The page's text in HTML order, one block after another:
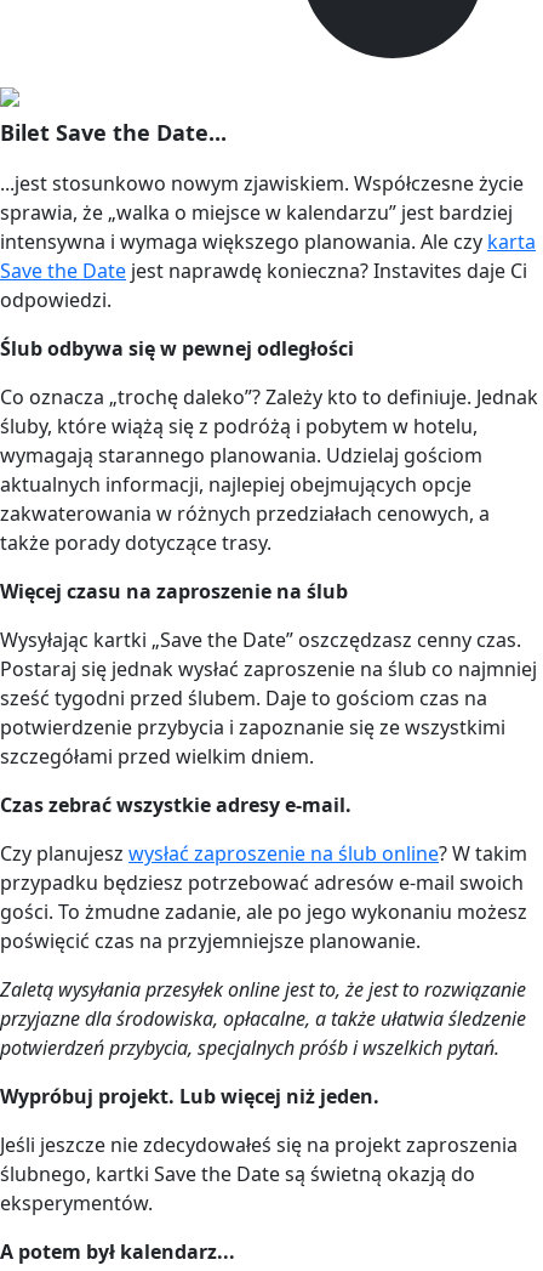
Bilet Save the Date...
...jest stosunkowo nowym zjawiskiem. Współczesne życie
sprawia, że ​​„walka o miejsce w kalendarzu” jest bardziej
intensywna i wymaga większego planowania. Ale czy karta
Save the Date jest naprawdę konieczna? Instavites daje Ci
odpowiedzi.
Ślub odbywa się w pewnej odległości
Co oznacza „trochę daleko”? Zależy kto to definiuje. Jednak
śluby, które wiążą się z podróżą i pobytem w hotelu,
wymagają starannego planowania. Udzielaj gościom
aktualnych informacji, najlepiej obejmujących opcje
zakwaterowania w różnych przedziałach cenowych, a
także porady dotyczące trasy.
Więcej czasu na zaproszenie na ślub
Wysyłając kartki „Save the Date” oszczędzasz cenny czas.
Postaraj się jednak wysłać zaproszenie na ślub co najmniej
sześć tygodni przed ślubem. Daje to gościom czas na
potwierdzenie przybycia i zapoznanie się ze wszystkimi
szczegółami przed wielkim dniem.
Czas zebrać wszystkie adresy e-mail.
Czy planujesz wysłać zaproszenie na ślub online? W takim
przypadku będziesz potrzebować adresów e-mail swoich
gości. To żmudne zadanie, ale po jego wykonaniu możesz
poświęcić czas na przyjemniejsze planowanie.
Zaletą wysyłania przesyłek online jest to, że jest to rozwiązanie
przyjazne dla środowiska, opłacalne, a także ułatwia śledzenie
potwierdzeń przybycia, specjalnych próśb i wszelkich pytań.
Wypróbuj projekt. Lub więcej niż jeden.
Jeśli jeszcze nie zdecydowałeś się na projekt zaproszenia
ślubnego, kartki Save the Date są świetną okazją do
eksperymentów.
A potem był kalendarz...